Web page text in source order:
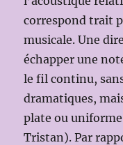
correspond trait
musicale. Une
échapper une
le fil continu,
dramatiques,
plate ou
Tristan). Par